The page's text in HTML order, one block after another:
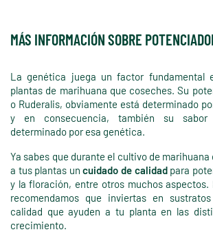
MÁS INFORMACIÓN SOBRE
La genética juega un factor fundamental
plantas de marihuana que coseches. Su
o Ruderalis, obviamente está determinado
y en consecuencia, también su
determinado por esa genética.
Ya sabes que durante el cultivo de
a tus plantas uncuidado de calidadpara
y la floración, entre otros muchos aspectos.
recomendamos que inviertas en
calidad que ayuden a tu planta en las
crecimiento.